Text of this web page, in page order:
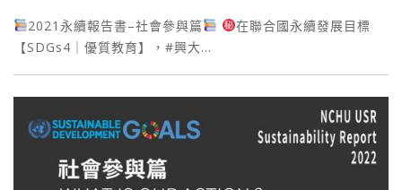
2021永續報告書–社會參與篇
在聯合國永續發展目標
【SDGs4｜優質教育】，#興大…